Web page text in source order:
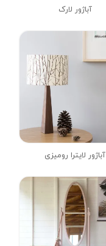
آباژور لارک
آباژور لایترا رومیزی